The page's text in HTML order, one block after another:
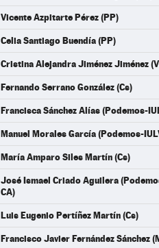
Vicente Azpitarte Pérez (PP)
Celia Santiago Buendía (PP)
Cristina Alejandra Jiménez Jiménez
Fernando Serrano González (Cs)
Francisca Sánchez Alías (Podemos-
Manuel Morales García (Podemos-
María Amparo Siles Martín (Cs)
José Ismael Criado Aguilera
CA)
Luis Eugenio Pertíñez Martín (Cs)
Francisco Javier Fernández Sánchez